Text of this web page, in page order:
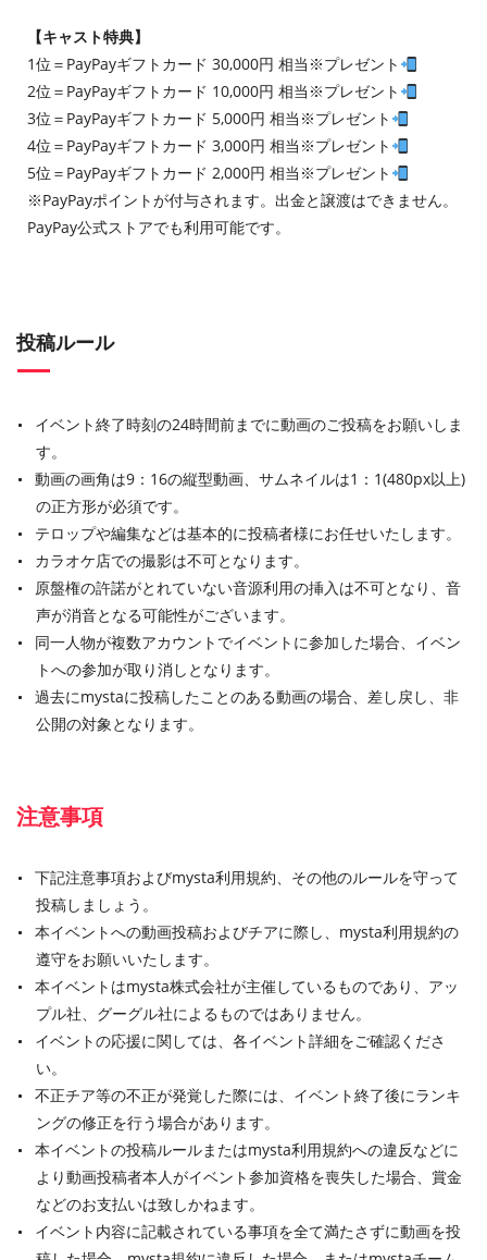
【キャスト特典】
1位＝PayPayギフトカード 30,000円 相当※プレゼント
2位＝PayPayギフトカード 10,000円 相当※プレゼント
3位＝PayPayギフトカード 5,000円 相当※プレゼント
4位＝PayPayギフトカード 3,000円 相当※プレゼント
5位＝PayPayギフトカード 2,000円 相当※プレゼント
※PayPayポイントが付与されます。出金と譲渡はできません。
PayPay公式ストアでも利用可能です。
投稿ルール
イベント終了時刻の24時間前までに動画のご投稿をお願いしま
す。
動画の画角は9：16の縦型動画、サムネイルは1：1(480px以上)
の正方形が必須です。
テロップや編集などは基本的に投稿者様にお任せいたします。
カラオケ店での撮影は不可となります。
原盤権の許諾がとれていない音源利用の挿入は不可となり、音
声が消音となる可能性がございます。
同一人物が複数アカウントでイベントに参加した場合、イベン
トへの参加が取り消しとなります。
過去にmystaに投稿したことのある動画の場合、差し戻し、非
公開の対象となります。
注意事項
下記注意事項およびmysta利用規約、その他のルールを守って
投稿しましょう。
本イベントへの動画投稿およびチアに際し、mysta利用規約の
遵守をお願いいたします。
本イベントはmysta株式会社が主催しているものであり、アッ
プル社、グーグル社によるものではありません。
イベントの応援に関しては、各イベント詳細をご確認くださ
い。
不正チア等の不正が発覚した際には、イベント終了後にランキ
ングの修正を行う場合があります。
本イベントの投稿ルールまたはmysta利用規約への違反などに
より動画投稿者本人がイベント参加資格を喪失した場合、賞金
などのお支払いは致しかねます。
イベント内容に記載されている事項を全て満たさずに動画を投